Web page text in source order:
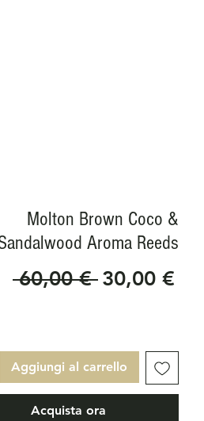
Molton Brown Coco &
Aroma Reeds
60,00 € Prezzo
30,00 €
Aggiungi al carrello
Acquista ora